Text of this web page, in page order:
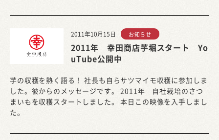
2011年10月15日 お知らせ
2011年 幸田商店芋堀スタート Yo
uTube公開中
芋の収穫を熱く語る！ 社長も自らサツマイモ収穫に参加しま
した。彼からのメッセージです。 2011年 自社栽培のさつ
まいもを収穫スタートしました。 本日この映像を入手しまし
た。